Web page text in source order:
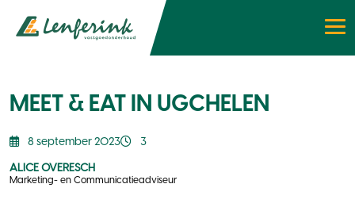
MEET & EAT IN UGCHELEN
ALICE OVERESCH
Marketing- en Communicatieadviseur
8 september 2023 3